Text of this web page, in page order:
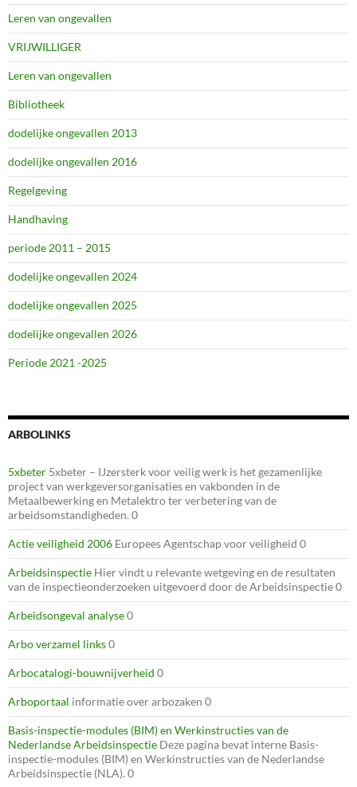
Leren van ongevallen
VRIJWILLIGER
Leren van ongevallen
Bibliotheek
dodelijke ongevallen 2013
dodelijke ongevallen 2016
Regelgeving
Handhaving
periode 2011 – 2015
dodelijke ongevallen 2024
dodelijke ongevallen 2025
dodelijke ongevallen 2026
Periode 2021 -2025
ARBOLINKS
5xbeter 5xbeter – IJzersterk voor veilig werk is het gezamenlijke
project van werkgeversorganisaties en vakbonden in de
Metaalbewerking en Metalektro ter verbetering van de
arbeidsomstandigheden. 0
Actie veiligheid 2006 Europees Agentschap voor veiligheid 0
Arbeidsinspectie Hier vindt u relevante wetgeving en de resultaten
van de inspectieonderzoeken uitgevoerd door de Arbeidsinspectie 0
Arbeidsongeval analyse0
Arbo verzamel links0
Arbocatalogi-bouwnijverheid 0
Arboportaal informatie over arbozaken 0
Basis-inspectie-modules (BIM) en Werkinstructies van de
Nederlandse Arbeidsinspectie Deze pagina bevat interne Basis-
inspectie-modules (BIM) en Werkinstructies van de Nederlandse
Arbeidsinspectie (NLA). 0